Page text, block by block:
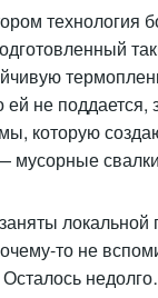
технология
ей не
которую
то не